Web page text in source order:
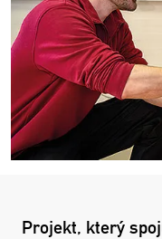
Projekt, který